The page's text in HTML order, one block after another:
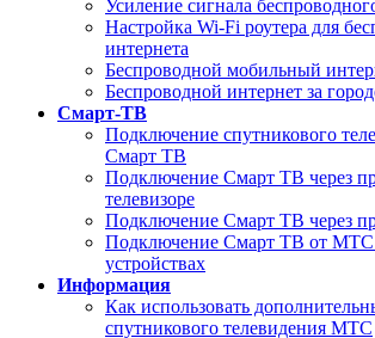
Усиление сигнала
Настройка Wi-Fi роутера для
интернета
Беспроводной мобильный
Беспроводной интернет за
Смарт-ТВ
Подключение спутникового
Смарт ТВ
Подключение Смарт ТВ через
телевизоре
Подключение Смарт ТВ через
Подключение Смарт ТВ от МТС
устройствах
Информация
Как использовать
спутникового телевидения МТС